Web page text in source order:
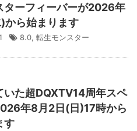
ターフィーバーが2026年
から始まります
8.0, 転生モンスター
いた超DQXTV14周年スペ
年8月2日(日)17時から
す